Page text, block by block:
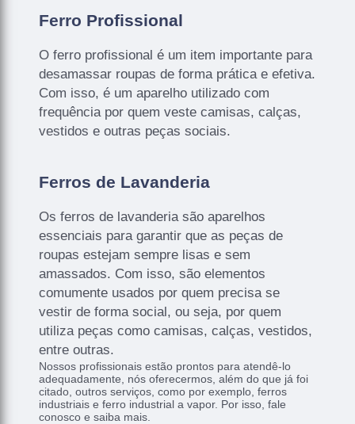
Ferro Profissional
O ferro profissional é um item importante para
desamassar roupas de forma prática e efetiva.
Com isso, é um aparelho utilizado com
frequência por quem veste camisas, calças,
vestidos e outras peças sociais.
Ferros de Lavanderia
Os ferros de lavanderia são aparelhos
essenciais para garantir que as peças de
roupas estejam sempre lisas e sem
amassados. Com isso, são elementos
comumente usados por quem precisa se
vestir de forma social, ou seja, por quem
utiliza peças como camisas, calças, vestidos,
entre outras.
Nossos profissionais estão prontos para atendê-lo
adequadamente, nós oferecermos, além do que já foi
citado, outros serviços, como por exemplo, ferros
industriais e ferro industrial a vapor. Por isso, fale
conosco e saiba mais.